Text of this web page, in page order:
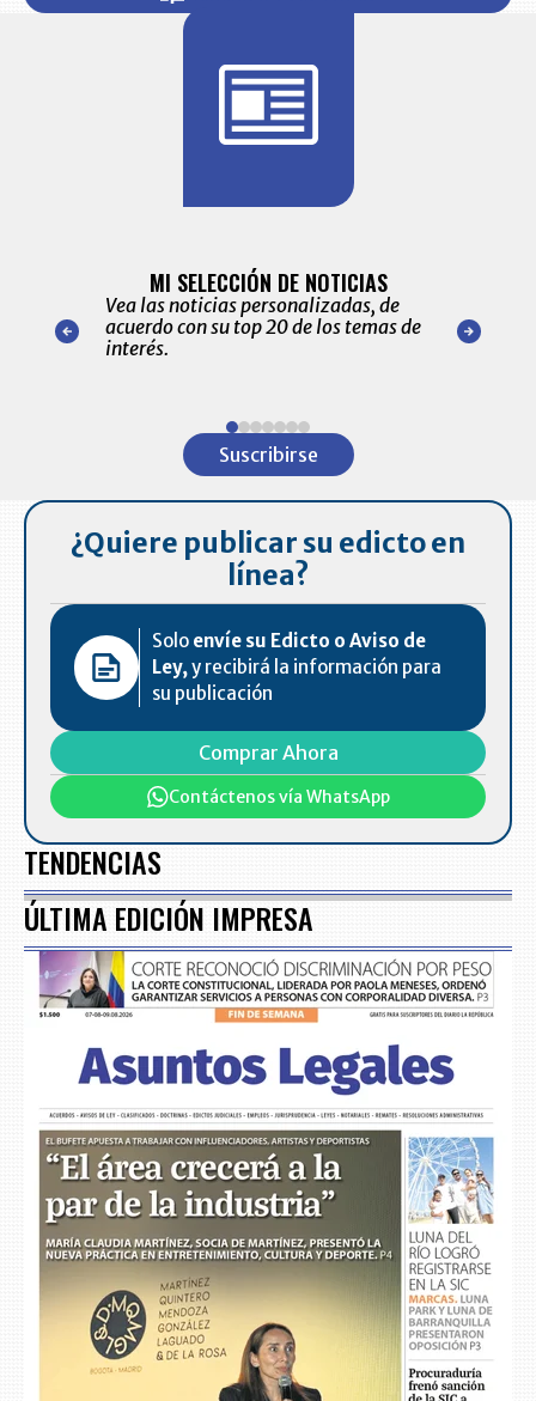
nuestro
para
MI SELECCIÓN DE NOTICIAS
Vea las noticias personalizadas, de
acuerdo con su top 20 de los temas de
interés.
de las
Suscribirse
¿Quiere publicar su edicto en
línea?
Solo envíe su Edicto o Aviso de
Ley,y recibirá la información para
su publicación
Comprar Ahora
Contáctenos vía WhatsApp
TENDENCIAS
ÚLTIMA EDICIÓN IMPRESA